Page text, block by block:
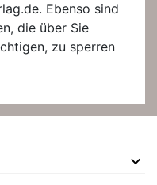
Ebenso sind
die über Sie
zu sperren